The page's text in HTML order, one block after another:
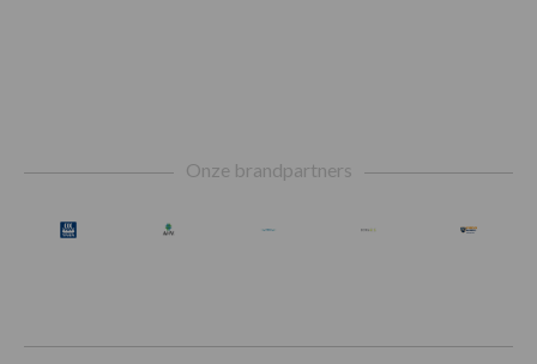
Onze brandpartners